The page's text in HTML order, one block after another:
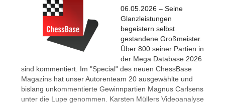
06.05.2026 – Seine
Glanzleistungen
begeistern selbst
gestandene Großmeister.
Über 800 seiner Partien in
der Mega Database 2026
sind kommentiert. Im "Special" des neuen ChessBase
Magazins hat unser Autorenteam 20 ausgewählte und
bislang unkommentierte Gewinnpartien Magnus Carlsens
unter die Lupe genommen. Karsten Müllers Videoanalyse